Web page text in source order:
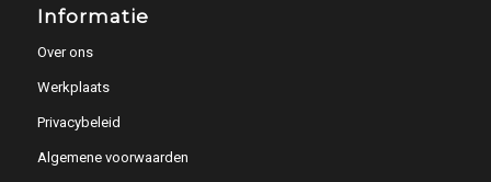
Informatie
Over ons
Werkplaats
Privacybeleid
Algemene voorwaarden